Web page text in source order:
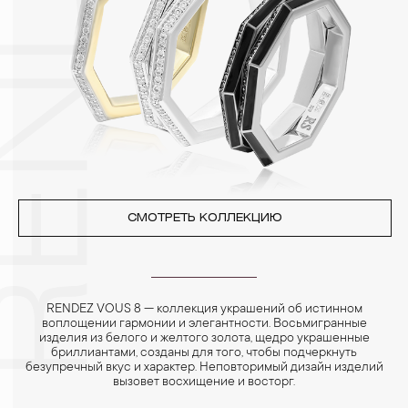
Особенно беречь от воздействия влаги, необходимо
позолоченные изделия. Также высокую влажность плохо
переносят жемчуг, бирюза, малахит и янтарь.
4. Специалисты обычно рекомендуют чистить украшения не
реже одного раза в месяц, а также регулярно протирать их
фланелевой или замшевой салфеткой.
СМОТРЕТЬ КОЛЛЕКЦИЮ
RENDEZ VOUS 8 — коллекция украшений об истинном
воплощении гармонии и элегантности. Восьмигранные
изделия из белого и желтого золота, щедро украшенные
бриллиантами, созданы для того, чтобы подчеркнуть
безупречный вкус и характер. Неповторимый дизайн изделий
вызовет восхищение и восторг.